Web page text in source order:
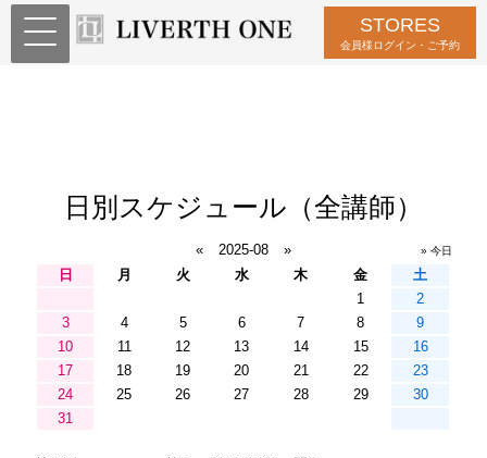
STORES
会員様ログイン・ご予約
日別スケジュール（全講師）
« 2025-08 » » 今日
日 月 火 水 木 金
土
1
2
3
4 5 6 7 8
9
10
11 12 13 14 15
16
17
18 19 20 21 22
23
24
25 26 27 28 29
30
31